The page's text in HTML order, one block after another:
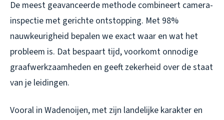
De meest geavanceerde methode combineert camera-
inspectie met gerichte ontstopping. Met 98%
nauwkeurigheid bepalen we exact waar en wat het
probleem is. Dat bespaart tijd, voorkomt onnodige
graafwerkzaamheden en geeft zekerheid over de staat
van je leidingen.
Vooral in Wadenoijen, met zijn landelijke karakter en